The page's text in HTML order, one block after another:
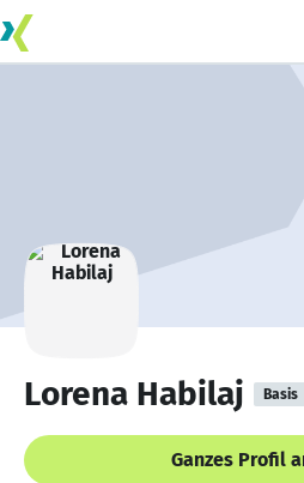
Lorena Habilaj Basis
Ganzes Profil